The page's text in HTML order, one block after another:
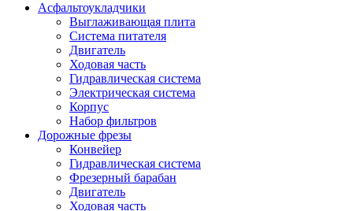
Асфальтоукладчики
Выглаживающая плита
Система питателя
Двигатель
Ходовая часть
Гидравлическая система
Электрическая система
Корпус
Набор фильтров
Дорожные фрезы
Конвейер
Гидравлическая система
Фрезерный барабан
Двигатель
Ходовая часть